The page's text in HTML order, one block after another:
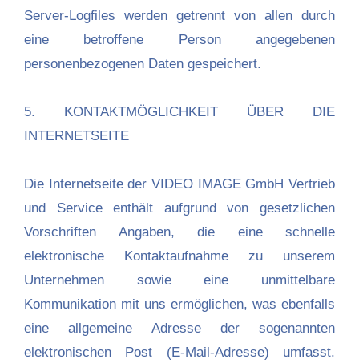
Server-Logfiles werden getrennt von allen durch
eine betroffene Person angegebenen
personenbezogenen Daten gespeichert.
5. KONTAKTMÖGLICHKEIT ÜBER DIE
INTERNETSEITE
Die Internetseite der VIDEO IMAGE GmbH Vertrieb
und Service enthält aufgrund von gesetzlichen
Vorschriften Angaben, die eine schnelle
elektronische Kontaktaufnahme zu unserem
Unternehmen sowie eine unmittelbare
Kommunikation mit uns ermöglichen, was ebenfalls
eine allgemeine Adresse der sogenannten
elektronischen Post (E-Mail-Adresse) umfasst.